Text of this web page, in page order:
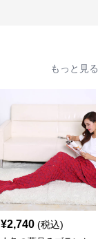
もっと見る
¥2,740 (税込)